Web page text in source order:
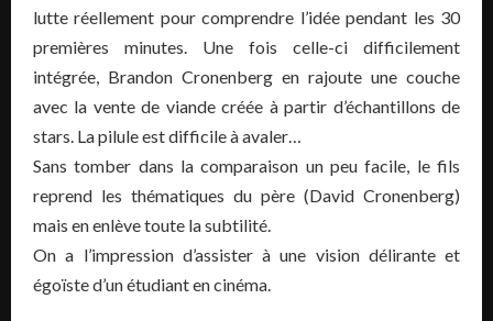
lutte réellement pour comprendre l’idée pendant les 30
premières minutes. Une fois celle-ci difficilement
intégrée, Brandon Cronenberg en rajoute une couche
avec la vente de viande créée à partir d’échantillons de
stars. La pilule est difficile à avaler…
Sans tomber dans la comparaison un peu facile, le fils
reprend les thématiques du père (David Cronenberg)
mais en enlève toute la subtilité.
On a l’impression d’assister à une vision délirante et
égoïste d’un étudiant en cinéma.